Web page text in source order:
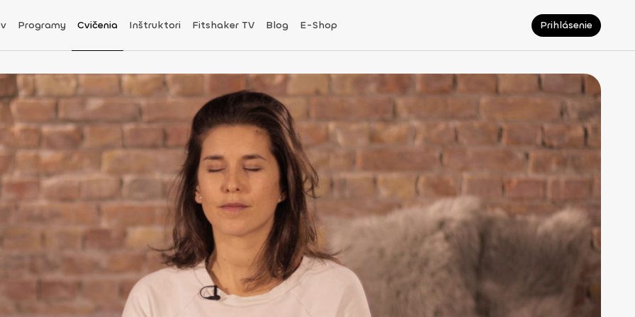
Programy Cvičenia Inštruktori Fitshaker TV Blog E-Shop Prihlásenie